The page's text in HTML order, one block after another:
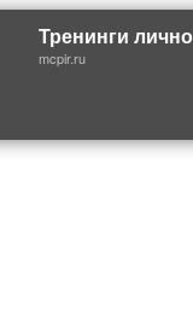
Тренинги
mcpir.ru